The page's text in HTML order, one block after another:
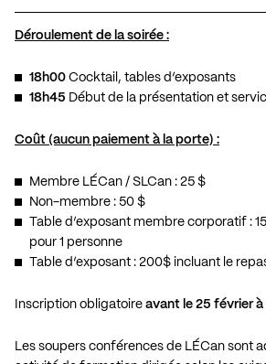
Déroulement de la soirée :
18h00 Cocktail, tables d’exposants
18h45 Début de la présentation et
Coût (aucun paiement à la porte) :
Membre LÉCan / SLCan : 25 $
Non-membre : 50 $
Table d’exposant membre corporatif :
pour 1 personne
Table d’exposant : 200$ incluant le
Inscription obligatoire avant le 25 février à
Les soupers conférences de LÉCan sont